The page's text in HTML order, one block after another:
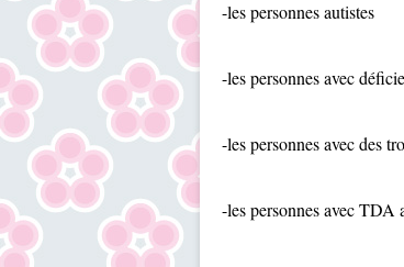
-les personnes autistes
-les personnes avec
-les personnes avec des
-les personnes avec TDA